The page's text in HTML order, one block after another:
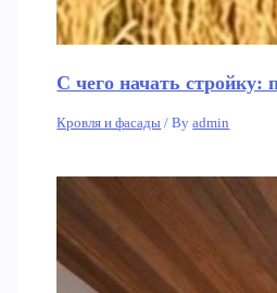
С чего начать стройку:
Кровля и фасады / Byadmin